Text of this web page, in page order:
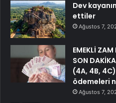
Dev
ettiler
Ağustos 7,
EMEKLİ ZAM
SON
(4A, 4B,
ödemeleri
Ağustos 7,